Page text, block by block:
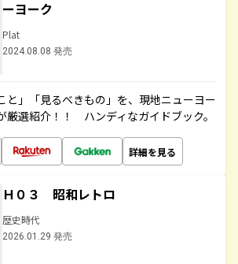
ーヨーク
Plat
2024.08.08 発売
と」「見るべきもの」を、現地ニューヨー
厳選紹介！！ ハンディなガイドブック。
詳細を見る
Ｈ０３ 昭和レトロ
歴史時代
2026.01.29 発売